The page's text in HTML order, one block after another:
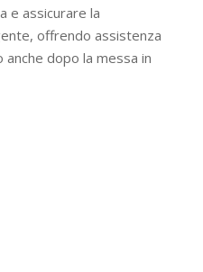
e assicurare la
offrendo assistenza
dopo la messa in